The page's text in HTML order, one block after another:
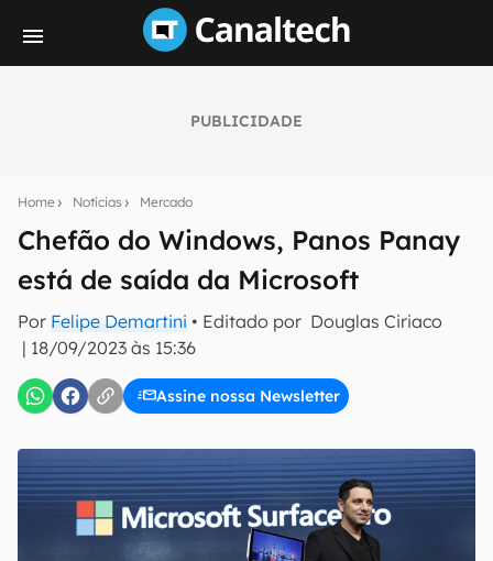
PUBLICIDADE
Home Notícias Mercado
Chefão do Windows, Panos Panay
está de saída da Microsoft
Por Felipe Demartini • Editado por Douglas Ciriaco
| 18/09/2023 às 15:36
Assine nossa Newsletter
notícias e reviews sobre tecnologia em primeira
mão.
E-mail